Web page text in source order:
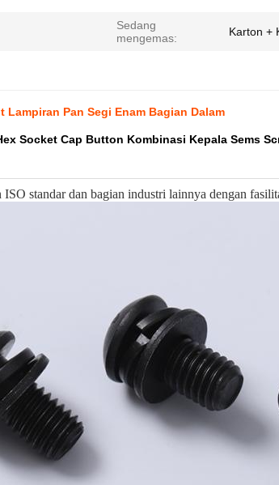
Sedang
mengemas:
Karton +
Pan Segi Enam Bagian Dalam
Socket Cap Button Kombinasi Kepala Sems
standar dan bagian industri lainnya dengan